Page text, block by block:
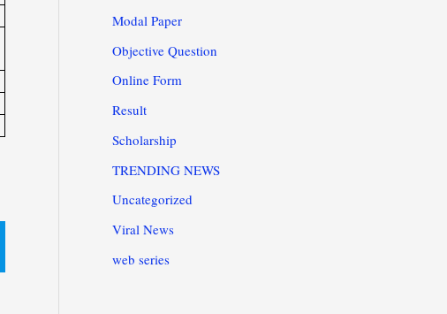
Modal Paper
Objective Question
Online Form
Result
Scholarship
TRENDING NEWS
Uncategorized
Viral News
web series